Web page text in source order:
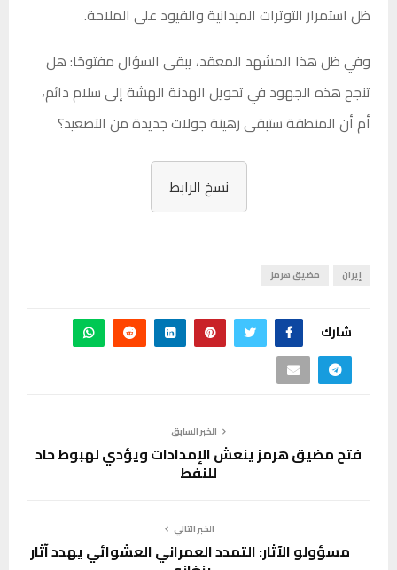
ظل استمرار التوترات الميدانية والقيود على الملاحة.
وفي ظل هذا المشهد المعقد، يبقى السؤال مفتوحًا: هل
تنجح هذه الجهود في تحويل الهدنة الهشة إلى سلام دائم،
أم أن المنطقة ستبقى رهينة جولات جديدة من التصعيد؟
نسخ الرابط
إيران مضيق هرمز
شارك
الخبر السابق
فتح مضيق هرمز ينعش الإمدادات ويؤدي لهبوط حاد
للنفط
الخبر التالي
مسؤولو الآثار: التمدد العمراني العشوائي يهدد آثار